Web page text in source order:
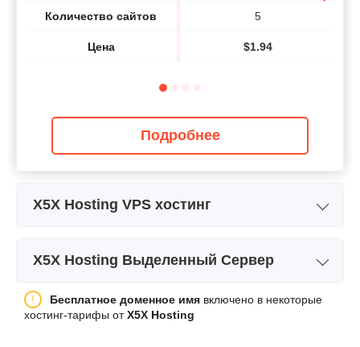
Количество сайтов
Цена
5
$1.94
Подробнее
X5X Hosting VPS хостинг
Хранилище
ЦП
5 GB SSD
1 core (3.8 GHz)
X5X Hosting Выделенный Сервер
Название плана Dedicated 1
Бесплатное доменное имя включено в некоторые
хостинг-тарифы отX5X Hosting